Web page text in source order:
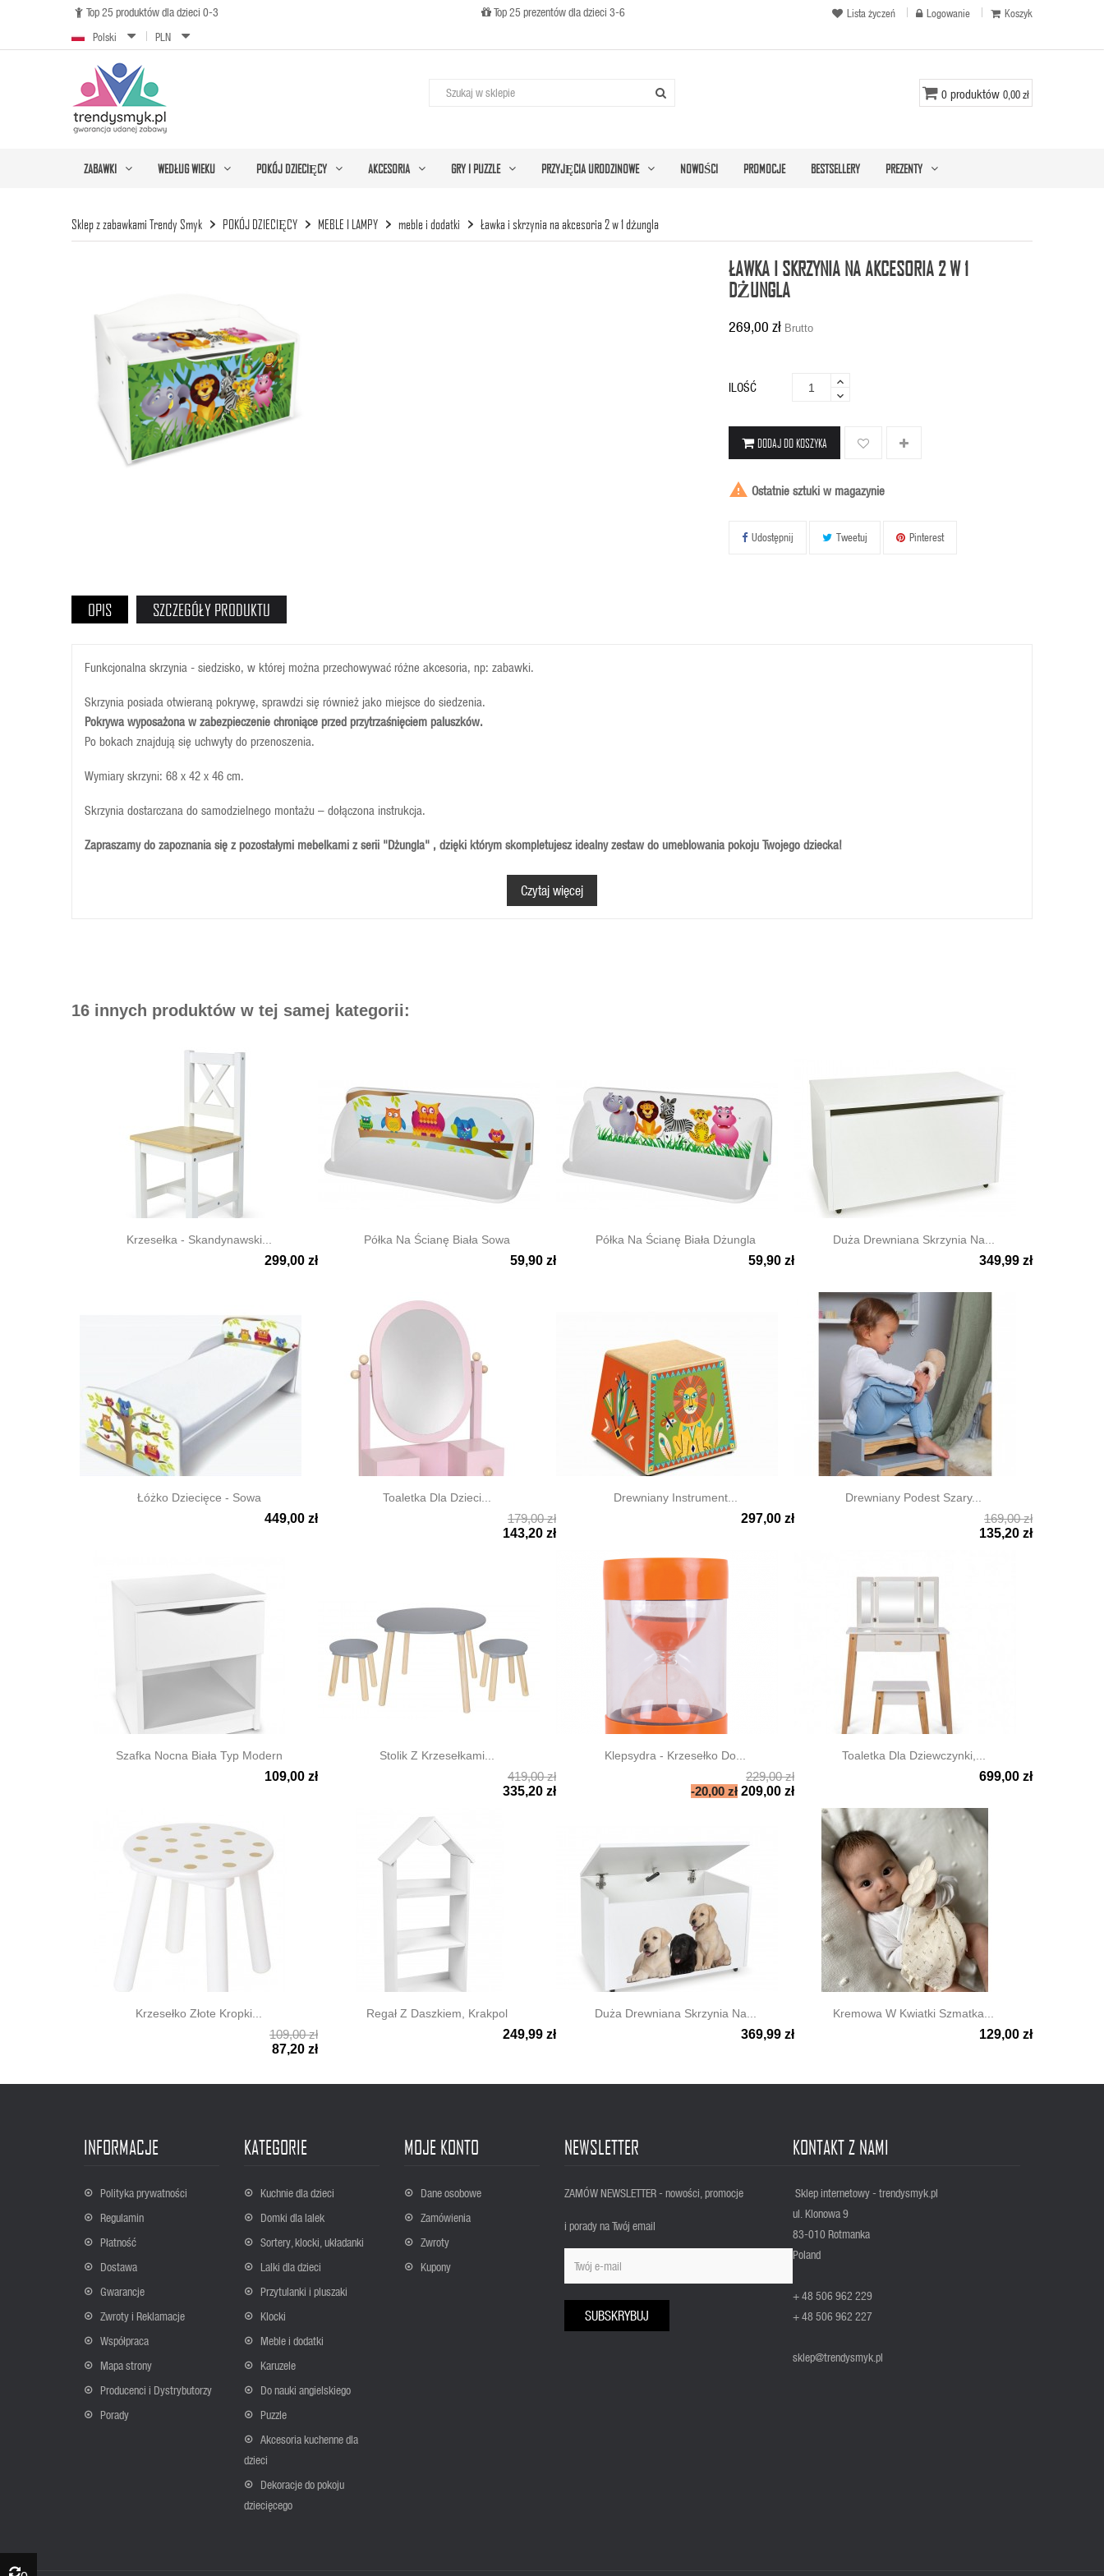
 Top 25 produktów dla dzieci 0-3
Polski
PLN
 Top 25 prezentów dla dzieci 3-6 Lista życzeń Logowanie Koszyk
0 produktów 0,00 zł
ZABAWKI WEDŁUG WIEKU POKÓJ DZIECIĘCY AKCESORIA GRY I PUZZLE PRZYJĘCIA URODZINOWE NOWOŚCI PROMOCJE BESTSELLERY PREZENTY
Sklep z zabawkami Trendy Smyk POKÓJ DZIECIĘCY MEBLE I LAMPY meble i dodatki Ławka i skrzynia na akcesoria 2 w 1 dżungla
ŁAWKA I SKRZYNIA NA AKCESORIA 2 W 1
DŻUNGLA
269,00 zł Brutto
ILOŚĆ
DODAJ DO KOSZYKA
 Ostatnie sztuki w magazynie
Udostępnij Tweetuj Pinterest
OPIS SZCZEGÓŁY PRODUKTU
Funkcjonalna skrzynia - siedzisko, w której można przechowywać różne akcesoria, np: zabawki.
Skrzynia posiada otwieraną pokrywę, sprawdzi się również jako miejsce do siedzenia.
Pokrywa wyposażona w zabezpieczenie chroniące przed przytrzaśnięciem paluszków.
Po bokach znajdują się uchwyty do przenoszenia.
Wymiary skrzyni: 68 x 42 x 46 cm.
Skrzynia dostarczana do samodzielnego montażu – dołączona instrukcja.
Zapraszamy do zapoznania się z pozostałymi mebelkami z serii "Dżungla" , dzięki którym skompletujesz idealny zestaw do umeblowania pokoju Twojego dziecka!
Czytaj więcej
16 innych produktów w tej samej kategorii:
Krzesełka - Skandynawski...
299,00 zł
Półka Na Ścianę Biała Sowa
59,90 zł
Półka Na Ścianę Biała Dżungla
59,90 zł
Duża Drewniana Skrzynia Na...
349,99 zł
Łóżko Dziecięce - Sowa
449,00 zł
Toaletka Dla Dzieci...
179,00 zł
143,20 zł
Drewniany Instrument...
297,00 zł
Drewniany Podest Szary...
169,00 zł
135,20 zł
Szafka Nocna Biała Typ Modern
109,00 zł
Stolik Z Krzesełkami...
419,00 zł
335,20 zł
Klepsydra - Krzesełko Do...
229,00 zł
-20,00 zł 209,00 zł
Toaletka Dla Dziewczynki,...
699,00 zł
Krzesełko Złote Kropki...
109,00 zł
87,20 zł
Regał Z Daszkiem, Krakpol
249,99 zł
Duża Drewniana Skrzynia Na...
369,99 zł
Kremowa W Kwiatki Szmatka...
129,00 zł
INFORMACJE
Polityka prywatności
Regulamin
Płatność
Dostawa
Gwarancje
Zwroty i Reklamacje
Współpraca
Mapa strony
Producenci i Dystrybutorzy
Porady
KATEGORIE
Kuchnie dla dzieci
Domki dla lalek
Sortery, klocki, układanki
Lalki dla dzieci
Przytulanki i pluszaki
Klocki
Meble i dodatki
Karuzele
Do nauki angielskiego
Puzzle
Akcesoria kuchenne dla
dzieci
Dekoracje do pokoju
dziecięcego
MOJE KONTO
Dane osobowe
Zamówienia
Zwroty
Kupony
NEWSLETTER
ZAMÓW NEWSLETTER - nowości, promocje
i porady na Twój email
SUBSKRYBUJ
KONTAKT Z NAMI
Sklep internetowy - trendysmyk.pl
ul. Klonowa 9
83-010 Rotmanka
Poland
+ 48 506 962 229
+ 48 506 962 227
sklep@trendysmyk.pl